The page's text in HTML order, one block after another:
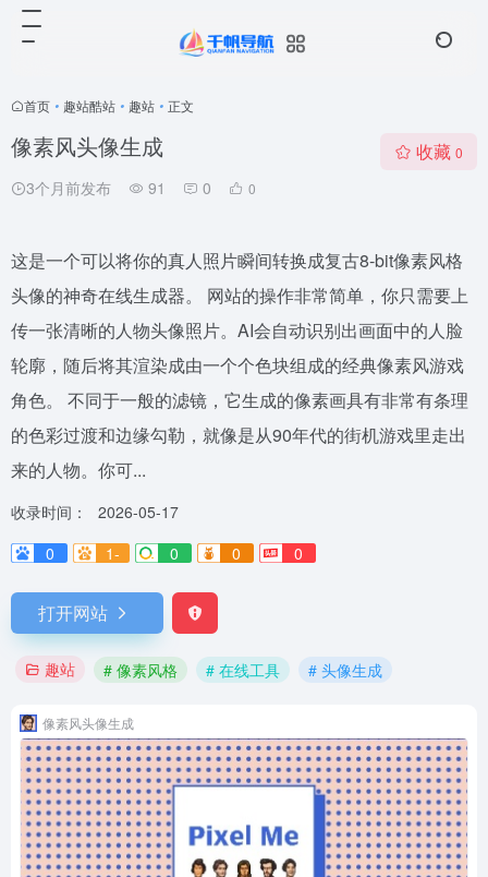
首页 • 趣站酷站 • 趣站 • 正文
像素风头像生成
3个月前发布 91 0 0
收藏 0
这是一个可以将你的真人照片瞬间转换成复古8-bit像素风格
头像的神奇在线生成器。 网站的操作非常简单，你只需要上
传一张清晰的人物头像照片。AI会自动识别出画面中的人脸
轮廓，随后将其渲染成由一个个色块组成的经典像素风游戏
角色。 不同于一般的滤镜，它生成的像素画具有非常有条理
的色彩过渡和边缘勾勒，就像是从90年代的街机游戏里走出
来的人物。你可...
收录时间：
2026-05-17
0
1- 0 0 0
打开网站
趣站 # 像素风格 # 在线工具 # 头像生成
像素风头像生成